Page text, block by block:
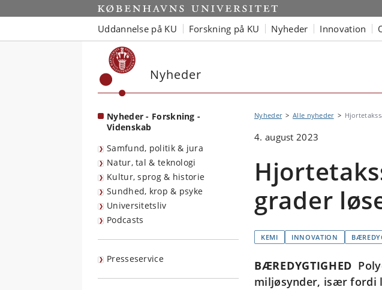
Start
Uddannelse på KU Forskning på KU Nyheder Innovation
Nyheder
Nyheder - Forskning -
Videnskab
Samfund, politik & jura
Natur, tal & teknologi
Kultur, sprog & historie
Sundhed, krop & psyke
Universitetsliv
Podcasts
Presseservice
Nyheder Alle nyheder
4. august 2023
grader
KEMI INNOVATION
BÆREDYGTIGHED
miljøsynder, især fordi